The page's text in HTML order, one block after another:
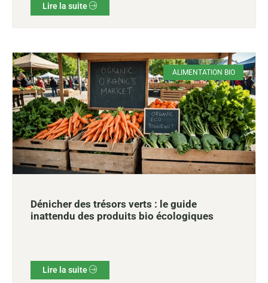
Lire la suite
ALIMENTATION BIO
Dénicher des trésors verts : le guide
inattendu des produits bio écologiques
Lire la suite